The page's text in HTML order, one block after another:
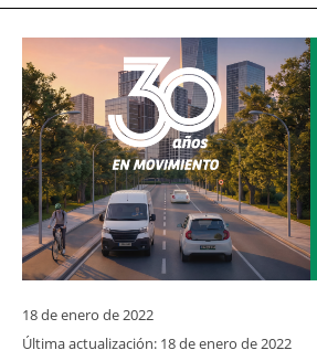
18 de enero de 2022
Última actualización: 18 de enero de 2022